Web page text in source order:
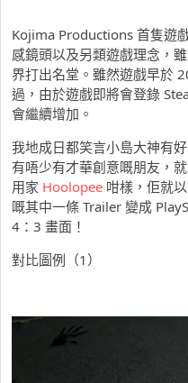
Kojima Productions 首隻遊
感鏡頭以及另類遊戲理念，
界打出名堂。雖然遊戲早於
過，由於遊戲即將會登錄
會繼續增加。
我地成日都笑言小島大神有
有唔少有才華創意嘅朋友，
用家 Hoolopee 咁樣，佢就
嘅其中一條 Trailer 變成
4：3 畫面！
對比圖例（1）